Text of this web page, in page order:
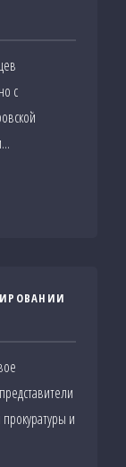
с
и